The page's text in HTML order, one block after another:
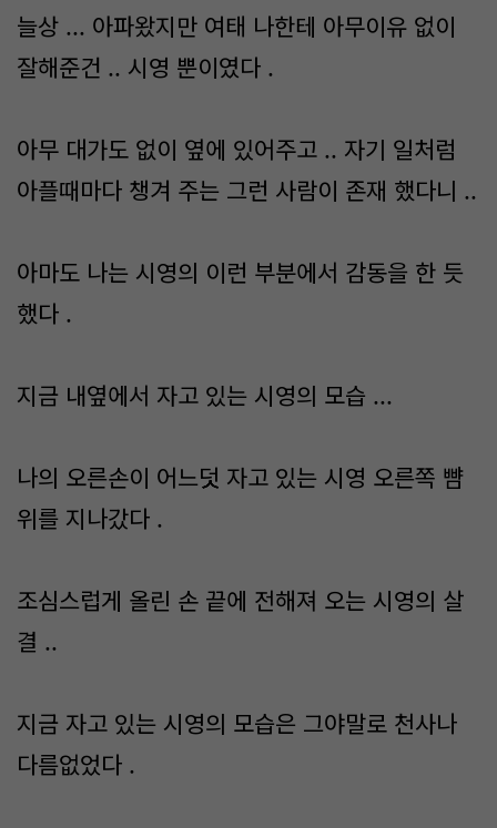
늘상 ... 아파왔지만 여태 나한테 아무이유 없이
잘해준건 .. 시영 뿐이였다 .
아무 대가도 없이 옆에 있어주고 .. 자기 일처럼
아플때마다 챙겨 주는 그런 사람이 존재 했다니 ..
아마도 나는 시영의 이런 부분에서 감동을 한 듯
했다 .
지금 내옆에서 자고 있는 시영의 모습 ...
나의 오른손이 어느덧 자고 있는 시영 오른쪽 뺨
위를 지나갔다 .
조심스럽게 올린 손 끝에 전해져 오는 시영의 살
결 ..
지금 자고 있는 시영의 모습은 그야말로 천사나
다름없었다 .